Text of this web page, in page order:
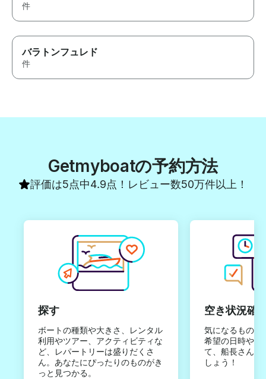
件
バラトンフュレド
件
Getmyboatの予約方法
評価は5点中4.9点！レビュー数50万件以上！
探す
ボートの種類や大きさ、レンタル
利用やツアー、アクティビティな
ど、レパートリーは盛りだくさ
ん。あなたにぴったりのものがき
っと見つかる。
空き状況確
気になるものは
希望の日時やご
て、船長さんか
しょう！